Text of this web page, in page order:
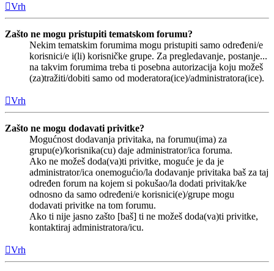
Vrh
Zašto ne mogu pristupiti tematskom forumu?
Nekim tematskim forumima mogu pristupiti samo određeni/e
korisnici/e i(li) korisničke grupe. Za pregledavanje, postanje...
na takvim forumima treba ti posebna autorizacija koju možeš
(za)tražiti/dobiti samo od moderatora(ice)/administratora(ice).
Vrh
Zašto ne mogu dodavati privitke?
Mogućnost dodavanja privitaka, na forumu(ima) za
grupu(e)/korisnika(cu) daje administrator/ica foruma.
Ako ne možeš doda(va)ti privitke, moguće je da je
administrator/ica onemogućio/la dodavanje privitaka baš za taj
određen forum na kojem si pokušao/la dodati privitak/ke
odnosno da samo određeni/e korisnici(e)/grupe mogu
dodavati privitke na tom forumu.
Ako ti nije jasno zašto [baš] ti ne možeš doda(va)ti privitke,
kontaktiraj administratora/icu.
Vrh